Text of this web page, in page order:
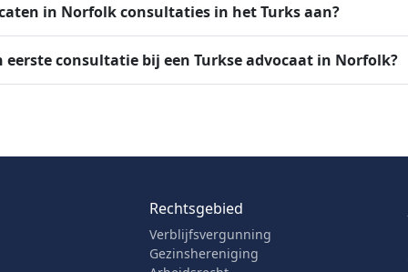
in Norfolk consultaties in het Turks aan?
eerste consultatie bij een Turkse advocaat in Norfolk?
Rechtsgebied
Verblijfsvergunning
Gezinshereniging